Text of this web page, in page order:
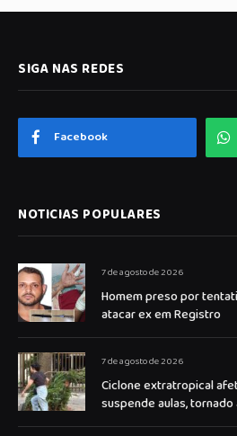
SIGA NAS REDES
Facebook
NOTICIAS POPULARES
7 de agosto de 2026
Homem preso por
atacar ex em Registro
7 de agosto de 2026
Ciclone extratropical
suspende aulas, tornado